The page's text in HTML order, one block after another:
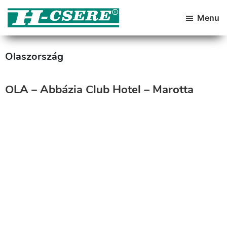
Skip
primary
navigation
Skip
main
content
H-
Csere
Hazai
Üdüléscseréket
Szervező
Menu
Olaszország
OLA – Abbázia Club Hotel – Marotta